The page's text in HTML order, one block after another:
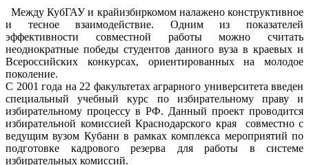
Между КубГАУ и крайизбиркомом налажено конструктивное
и тесное взаимодействие. Одним из показателей
эффективности совместной работы можно считать
неоднократные победы студентов данного вуза в краевых и
Всероссийских конкурсах, ориентированных на молодое
поколение.
С 2001 года на 22 факультетах аграрного университета введен
специальный учебный курс по избирательному праву и
избирательному процессу в РФ. Данный проект проводится
избирательной комиссией Краснодарского края совместно с
ведущим вузом Кубани в рамках комплекса мероприятий по
подготовке кадрового резерва для работы в системе
избирательных комиссий.